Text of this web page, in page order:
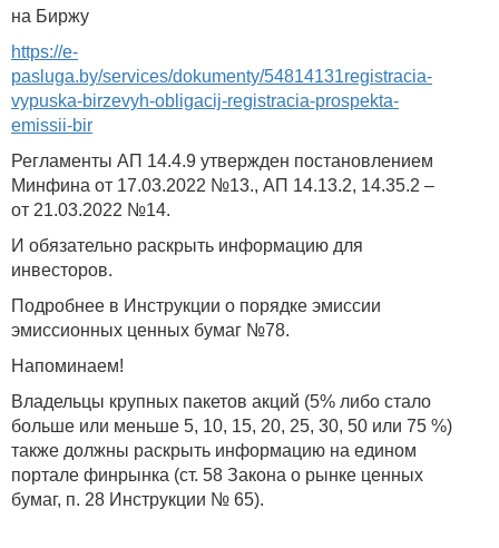
на Биржу
https://e-
pasluga.by/services/dokumenty/54814131registracia-
vypuska-birzevyh-obligacij-registracia-prospekta-
emissii-bir
Регламенты АП 14.4.9 утвержден постановлением
Минфина от 17.03.2022 №13., АП 14.13.2, 14.35.2 –
от 21.03.2022 №14.
И обязательно раскрыть информацию для
инвесторов.
Подробнее в Инструкции о порядке эмиссии
эмиссионных ценных бумаг №78.
Напоминаем!
Владельцы крупных пакетов акций (5% либо стало
больше или меньше 5, 10, 15, 20, 25, 30, 50 или 75 %)
также должны раскрыть информацию на едином
портале финрынка (ст. 58 Закона о рынке ценных
бумаг, п. 28 Инструкции № 65).